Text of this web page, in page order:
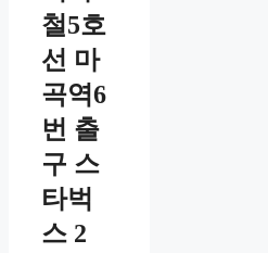
철5호
선 마
곡역6
번 출
구 스
타벅
스 2